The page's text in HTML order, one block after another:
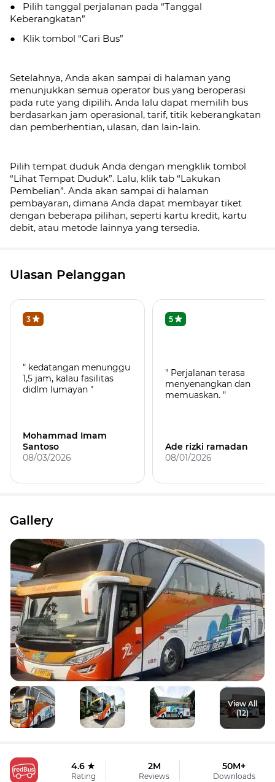
● Pilih tanggal perjalanan pada “Tanggal
Keberangkatan”
● Klik tombol “Cari Bus”
Setelahnya, Anda akan sampai di halaman yang
menunjukkan semua operator bus yang beroperasi
pada rute yang dipilih. Anda lalu dapat memilih bus
berdasarkan jam operasional, tarif, titik keberangkatan
dan pemberhentian, ulasan, dan lain-lain.
Pilih tempat duduk Anda dengan mengklik tombol
“Lihat Tempat Duduk”. Lalu, klik tab “Lakukan
Pembelian”. Anda akan sampai di halaman
pembayaran, dimana Anda dapat membayar tiket
dengan beberapa pilihan, seperti kartu kredit, kartu
debit, atau metode lainnya yang tersedia.
Ulasan Pelanggan
3
" kedatangan menunggu
1,5 jam, kalau fasilitas
didlm lumayan "
Mohammad Imam
Santoso
08/03/2026
5
" Perjalanan terasa
menyenangkan dan
memuaskan. "
Ade rizki ramadan
08/01/2026
Gallery
View All
(12)
4.6 ★
Rating
2M
Reviews
50M+
Downloads